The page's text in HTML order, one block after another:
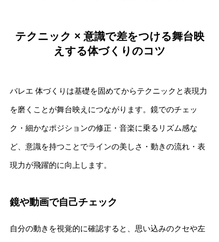
テクニック × 意識で差をつける舞台映
えする体づくりのコツ
バレエ 体づくりは基礎を固めてからテクニックと表現力
を磨くことが舞台映えにつながります。鏡でのチェッ
ク・細かなポジションの修正・音楽に乗るリズム感な
ど、意識を持つことでラインの美しさ・動きの流れ・表
現力が飛躍的に向上します。
鏡や動画で自己チェック
自分の動きを視覚的に確認すると、思い込みのクセや左